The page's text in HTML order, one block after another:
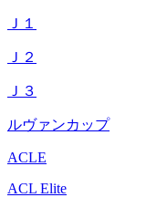
Ｊ１
Ｊ２
Ｊ３
ルヴァンカップ
ACLE
ACL Elite